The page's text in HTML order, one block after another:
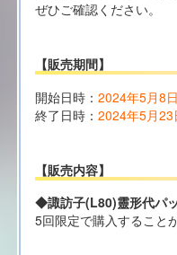
ぜひご確認ください。
【販売期間】
開始日時： 2024年5月8
終了日時： 2024年5月
【販売内容】
◆諏訪子(L80)靈形代パ
5回限定で購入すること